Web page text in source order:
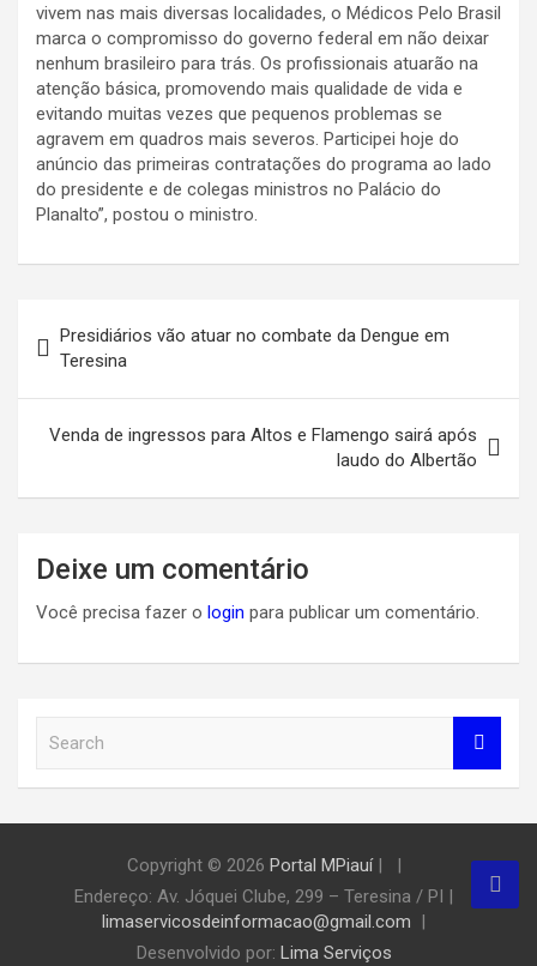
vivem nas mais diversas localidades, o Médicos Pelo Brasil
marca o compromisso do governo federal em não deixar
nenhum brasileiro para trás. Os profissionais atuarão na
atenção básica, promovendo mais qualidade de vida e
evitando muitas vezes que pequenos problemas se
agravem em quadros mais severos. Participei hoje do
anúncio das primeiras contratações do programa ao lado
do presidente e de colegas ministros no Palácio do
Planalto”, postou o ministro.
de
Post
Presidiários vão atuar no combate da Dengue em
Teresina
Venda de ingressos para Altos e Flamengo sairá após
laudo do Albertão
Deixe um comentário
Você precisa fazer o login para publicar um comentário.
c
Copyright © 2026 Portal MPiauí|
Endereço: Av. Jóquei Clube, 299 – Teresina / PI |
limaservicosdeinformacao@gmail.com
Desenvolvido por: Lima Serviços